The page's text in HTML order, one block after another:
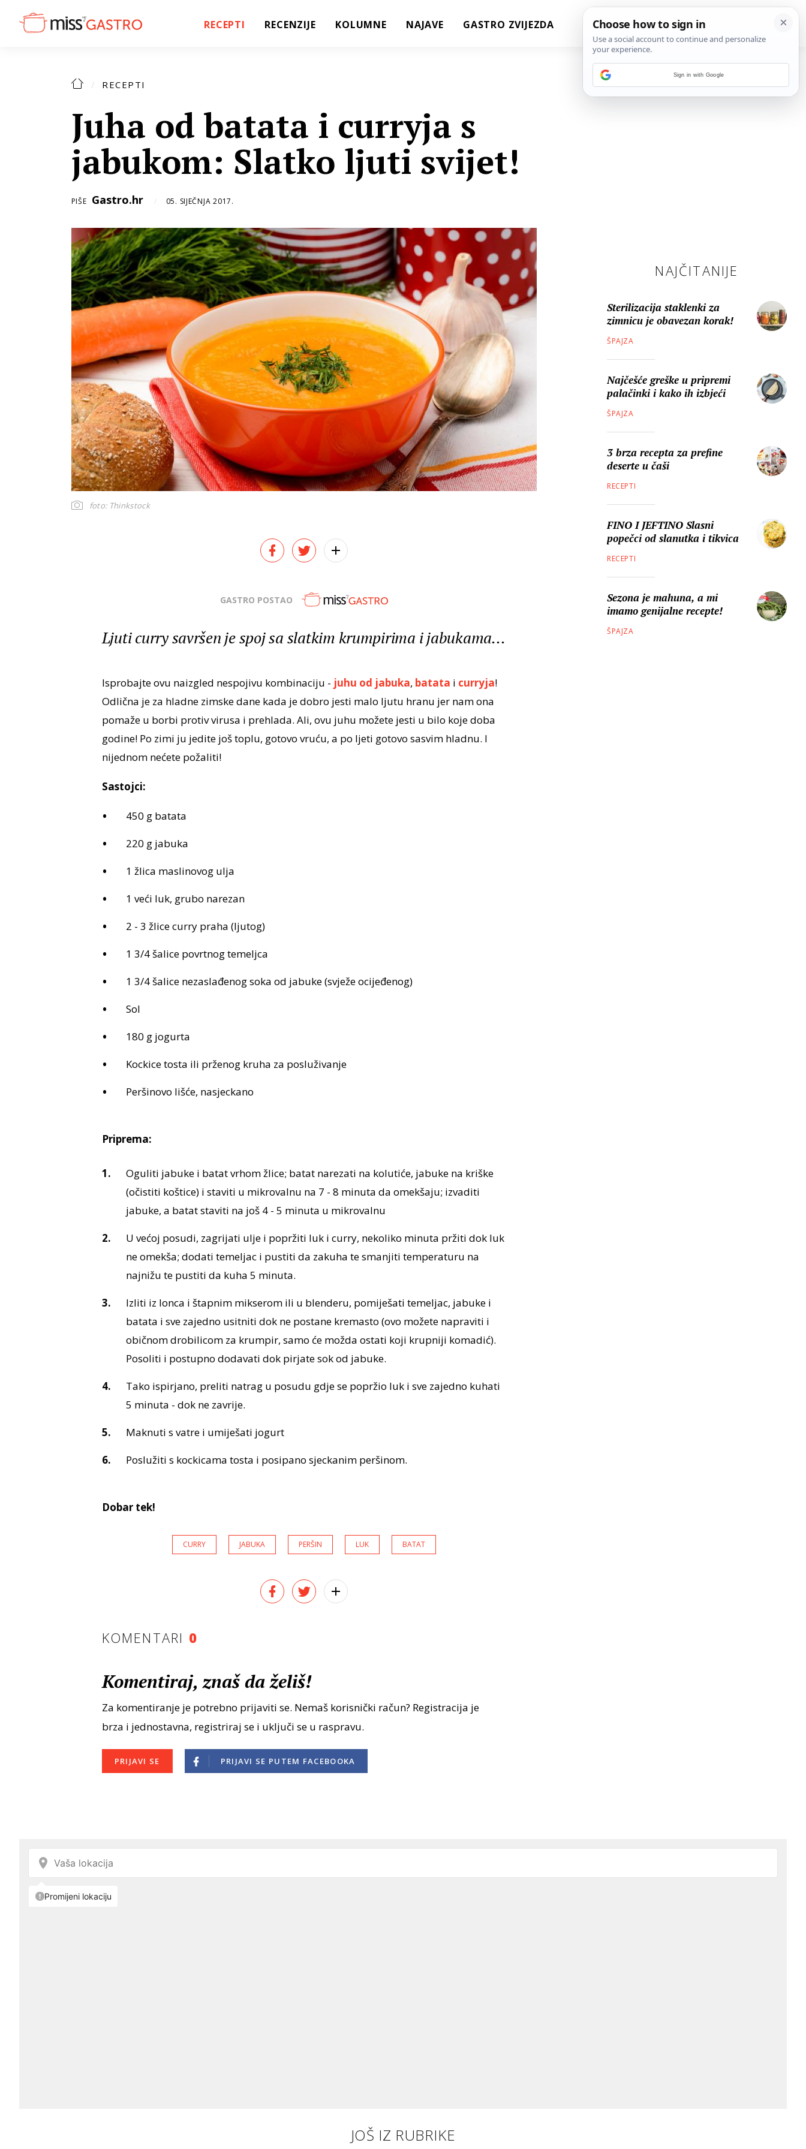
RECEPTI RECENZIJE KOLUMNE NAJAVE GASTRO ZVIJEZDA
RECEPTI
Juha od batata i curryja s
jabukom: Slatko ljuti svijet!
PIŠE Gastro.hr 05. SIJEČNJA 2017.
foto: Thinkstock
GASTRO POSTAO
Ljuti curry savršen je spoj sa slatkim krumpirima i jabukama...
Isprobajte ovu naizgled nespojivu kombinaciju - juhu od jabuka, batata i curryja!
Odlična je za hladne zimske dane kada je dobro jesti malo ljutu hranu jer nam ona
pomaže u borbi protiv virusa i prehlada. Ali, ovu juhu možete jesti u bilo koje doba
godine! Po zimi ju jedite još toplu, gotovo vruću, a po ljeti gotovo sasvim hladnu. I
nijednom nećete požaliti!
Sastojci:
450 g batata
220 g jabuka
1 žlica maslinovog ulja
1 veći luk, grubo narezan
2 - 3 žlice curry praha (ljutog)
1 3/4 šalice povrtnog temeljca
1 3/4 šalice nezaslađenog soka od jabuke (svježe ocijeđenog)
Sol
180 g jogurta
Kockice tosta ili prženog kruha za posluživanje
Peršinovo lišće, nasjeckano
Priprema:
Oguliti jabuke i batat vrhom žlice; batat narezati na kolutiće, jabuke na kriške
(očistiti koštice) i staviti u mikrovalnu na 7 - 8 minuta da omekšaju; izvaditi
jabuke, a batat staviti na još 4 - 5 minuta u mikrovalnu
U većoj posudi, zagrijati ulje i popržiti luk i curry, nekoliko minuta pržiti dok luk
ne omekša; dodati temeljac i pustiti da zakuha te smanjiti temperaturu na
najnižu te pustiti da kuha 5 minuta.
Izliti iz lonca i štapnim mikserom ili u blenderu, pomiješati temeljac, jabuke i
batata i sve zajedno usitniti dok ne postane kremasto (ovo možete napraviti i
običnom drobilicom za krumpir, samo će možda ostati koji krupniji komadić).
Posoliti i postupno dodavati dok pirjate sok od jabuke.
Tako ispirjano, preliti natrag u posudu gdje se popržio luk i sve zajedno kuhati
5 minuta - dok ne zavrije.
Maknuti s vatre i umiješati jogurt
Poslužiti s kockicama tosta i posipano sjeckanim peršinom.
Dobar tek!
CURRY JABUKA PERŠIN LUK BATAT
KOMENTARI 0
Komentiraj, znaš da želiš!
Za komentiranje je potrebno prijaviti se. Nemaš korisnički račun? Registracija je
brza i jednostavna, registriraj se i uključi se u raspravu.
PRIJAVI SE PRIJAVI SE PUTEM FACEBOOKA
NAJČITANIJE
Sterilizacija staklenki za
zimnicu je obavezan korak!
ŠPAJZA
Najčešće greške u pripremi
palačinki i kako ih izbjeći
ŠPAJZA
3 brza recepta za prefine
deserte u čaši
RECEPTI
FINO I JEFTINO Slasni
popečci od slanutka i tikvica
RECEPTI
Sezona je mahuna, a mi
imamo genijalne recepte!
ŠPAJZA
JOŠ IZ RUBRIKE
Sign in with Google